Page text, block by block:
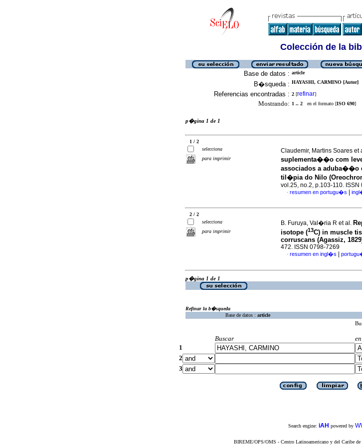
Colección de la
Base de datos : article
B�squeda : HAYASHI, CARMINO [Autor]
Referencias encontradas : 2 [refinar]
Mostrando: 1 .. 2 en el formato [ISO 690]
p�gina 1 de 1
1 / 2
selecciona
para imprimir
Claudemir, Martins Soares et
suplementa��o com
associados a aduba��o
til�pia do Nilo
vol.25, no.2, p.103-110. ISSN
· resumen en portugu�s
2 / 2
selecciona
para imprimir
B. Furuya, Val�ria R et al.
isotope (13C) in muscle
corruscans (Agassiz,
472. ISSN 0798-7269
· resumen en ingl�s
p�gina 1 de 1
Refinar la b�squeda
Base de datos : article
Buscar
1
2
3
Search engine: iAH powered by
BIREME/OPS/OMS - Centro Latinoamericano y del Caribe